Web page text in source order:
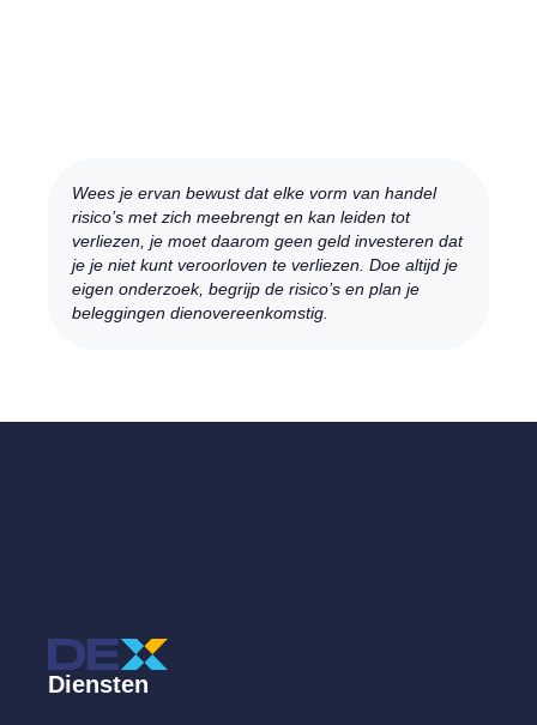
Wees je ervan bewust dat elke vorm van handel
risico’s met zich meebrengt en kan leiden tot
verliezen, je moet daarom geen geld investeren dat
je je niet kunt veroorloven te verliezen. Doe altijd je
eigen onderzoek, begrijp de risico’s en plan je
beleggingen dienovereenkomstig.
Diensten